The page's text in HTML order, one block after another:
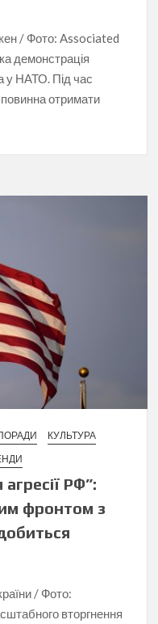
/ Фото: Associated
демонстрація
у НАТО. Під час
отримати
КУЛЬТУРА
РФ”:
фронтом з
/ Фото:
вторгнення